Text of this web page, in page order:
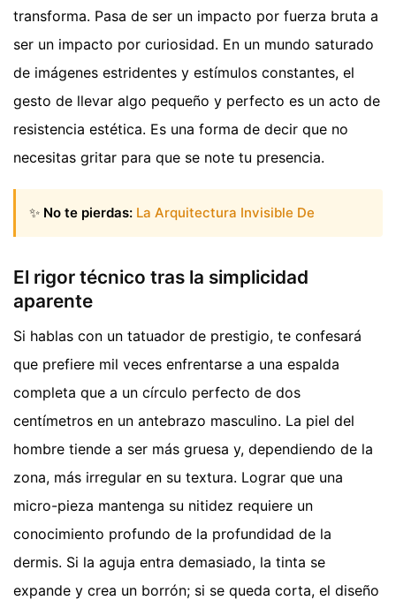
transforma. Pasa de ser un impacto por fuerza bruta a
ser un impacto por curiosidad. En un mundo saturado
de imágenes estridentes y estímulos constantes, el
gesto de llevar algo pequeño y perfecto es un acto de
resistencia estética. Es una forma de decir que no
necesitas gritar para que se note tu presencia.
✨ No te pierdas: La Arquitectura Invisible De
El rigor técnico tras la simplicidad
aparente
Si hablas con un tatuador de prestigio, te confesará
que prefiere mil veces enfrentarse a una espalda
completa que a un círculo perfecto de dos
centímetros en un antebrazo masculino. La piel del
hombre tiende a ser más gruesa y, dependiendo de la
zona, más irregular en su textura. Lograr que una
micro-pieza mantenga su nitidez requiere un
conocimiento profundo de la profundidad de la
dermis. Si la aguja entra demasiado, la tinta se
expande y crea un borrón; si se queda corta, el diseño